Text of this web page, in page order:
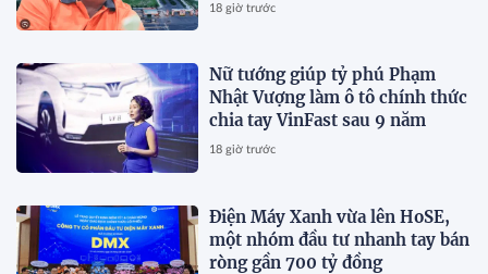
18 giờ trước
Nữ tướng giúp tỷ phú Phạm
Nhật Vượng làm ô tô chính thức
chia tay VinFast sau 9 năm
18 giờ trước
Điện Máy Xanh vừa lên HoSE,
một nhóm đầu tư nhanh tay bán
ròng gần 700 tỷ đồng